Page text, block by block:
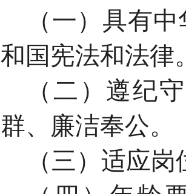
（一）具有
和国宪法和法律
（二）遵纪
群、廉洁奉公。
（三）适应